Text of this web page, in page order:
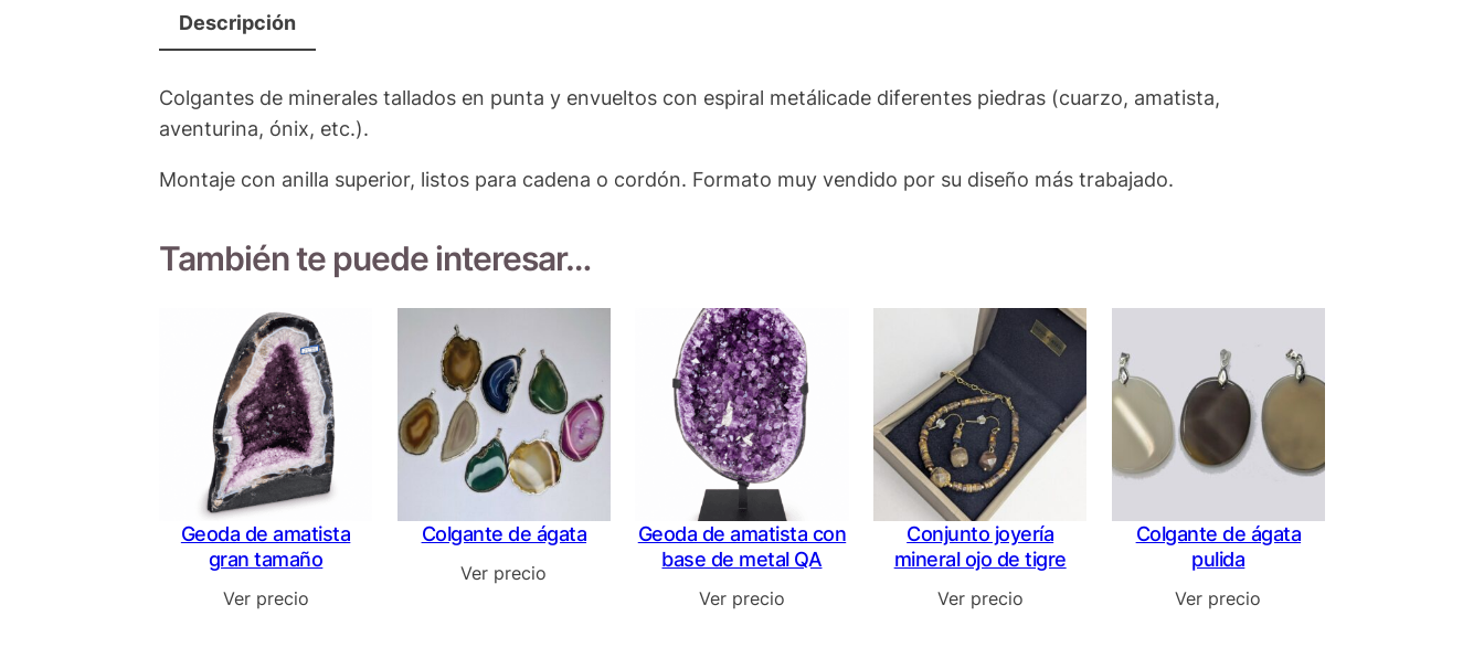
Descripción
Colgantes de minerales tallados en punta y envueltos con espiral metálicade diferentes piedras (cuarzo, amatista,
aventurina, ónix, etc.).
Montaje con anilla superior, listos para cadena o cordón. Formato muy vendido por su diseño más trabajado.
También te puede interesar…
Geoda de amatista
gran tamaño
Ver precio
Colgante de ágata
Ver precio
Geoda de amatista con
base de metal QA
Ver precio
Conjunto joyería
mineral ojo de tigre
Ver precio
Colgante de ágata
pulida
Ver precio